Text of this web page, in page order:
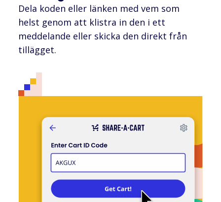
Dela koden eller länken med vem som
helst genom att klistra in den i ett
meddelande eller skicka den direkt från
tillägget.